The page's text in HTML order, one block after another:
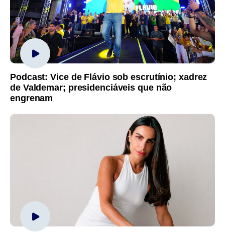
Podcast: Vice de Flávio sob escrutínio; xadrez
de Valdemar; presidenciáveis que não
engrenam